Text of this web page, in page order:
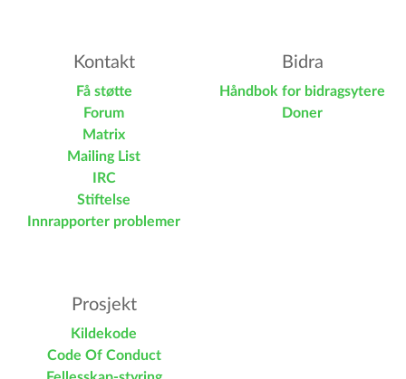
Kontakt
Få støtte
Forum
Matrix
Mailing List
IRC
Stiftelse
Innrapporter problemer
Bidra
Håndbok for bidragsytere
Doner
Prosjekt
Kildekode
Code Of Conduct